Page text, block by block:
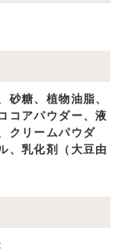
砂糖、植物油脂、
コアパウダー、液
クリームパウダ
、乳化剤（大豆由